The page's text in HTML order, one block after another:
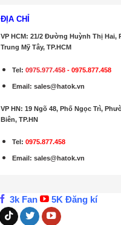
ĐỊA CHỈ
VP HCM: 21/2 Đường Huỳnh Thị Hai,
Trung Mỹ Tây, TP.HCM
Tel:0975.977.458 -0975.877.458
Email:sales@hatok.vn
VP HN: 19 Ngõ 48, Phố Ngọc Trì,
Biên, TP.HN
Tel: 0975.877.458
Email:sales@hatok.vn
3k Fan 5K Đăng kí